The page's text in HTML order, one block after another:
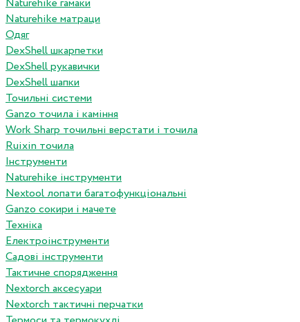
Naturehike гамаки
Naturehike матраци
Одяг
DexShell шкарпетки
DexShell рукавички
DexShell шапки
Точильні системи
Ganzo точила і каміння
Work Sharp точильні верстати і точила
Ruixin точила
Інструменти
Naturehike інструменти
Nextool лопати багатофункціональні
Ganzo сокири і мачете
Техніка
Електроінструменти
Садові інструменти
Тактичне спорядження
Nextorch аксесуари
Nextorch тактичні перчатки